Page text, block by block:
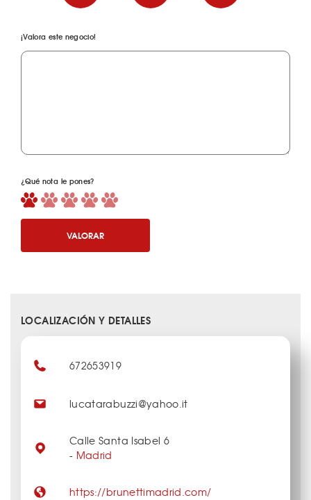
¡Valora este negocio!
¿Qué nota le pones?
VALORAR
LOCALIZACIÓN Y DETALLES
672653919
lucatarabuzzi@yahoo.it
Calle Santa Isabel 6
- Madrid
https://brunettimadrid.com/